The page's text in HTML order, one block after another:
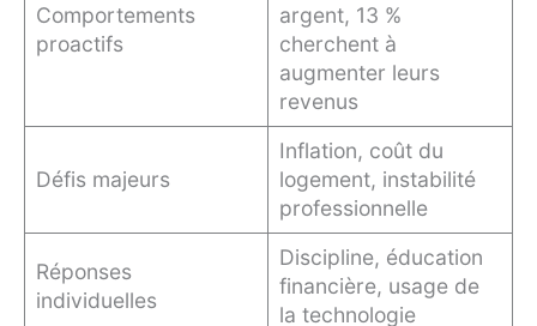
Comportements
proactifs
argent, 13 %
cherchent à
augmenter leurs
revenus
Défis majeurs
Inflation, coût du
logement, instabilité
professionnelle
Réponses
individuelles
Discipline, éducation
financière, usage de
la technologie